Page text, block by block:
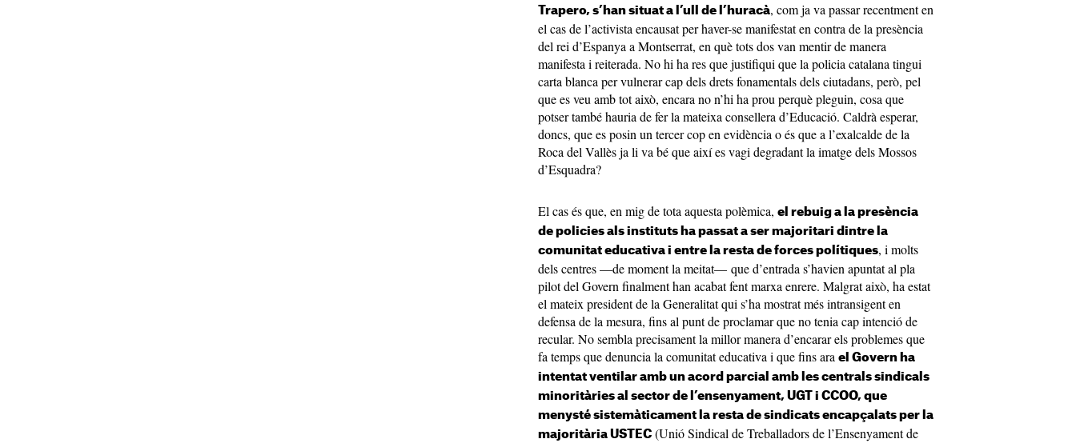
Trapero, s’han situat a l’ull de l’huracà, com ja va passar recentment en
el cas de l’activista encausat per haver-se manifestat en contra de la presència
del rei d’Espanya a Montserrat, en què tots dos van mentir de manera
manifesta i reiterada. No hi ha res que justifiqui que la policia catalana tingui
carta blanca per vulnerar cap dels drets fonamentals dels ciutadans, però, pel
que es veu amb tot això, encara no n’hi ha prou perquè pleguin, cosa que
potser també hauria de fer la mateixa consellera d’Educació. Caldrà esperar,
doncs, que es posin un tercer cop en evidència o és que a l’exalcalde de la
Roca del Vallès ja li va bé que així es vagi degradant la imatge dels Mossos
d’Esquadra?
El cas és que, en mig de tota aquesta polèmica, el rebuig a la presència
de policies als instituts ha passat a ser majoritari dintre la
comunitat educativa i entre la resta de forces polítiques, i molts
dels centres —de moment la meitat— que d’entrada s’havien apuntat al pla
pilot del Govern finalment han acabat fent marxa enrere. Malgrat això, ha estat
el mateix president de la Generalitat qui s’ha mostrat més intransigent en
defensa de la mesura, fins al punt de proclamar que no tenia cap intenció de
recular. No sembla precisament la millor manera d’encarar els problemes que
fa temps que denuncia la comunitat educativa i que fins ara el Govern ha
intentat ventilar amb un acord parcial amb les centrals sindicals
minoritàries al sector de l’ensenyament, UGT i CCOO, que
menysté sistemàticament la resta de sindicats encapçalats per la
majoritària USTEC (Unió Sindical de Treballadors de l’Ensenyament de